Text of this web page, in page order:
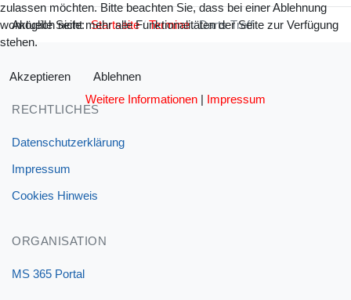
Aktuelle Seite:Startseite Termine Darts Treff
RECHTLICHES
Datenschutzerklärung
Impressum
Cookies Hinweis
ORGANISATION
MS 365 Portal
zulassen möchten. Bitte beachten Sie, dass bei einer Ablehnung
womöglich nicht mehr alle Funktionalitäten der Seite zur Verfügung
stehen.
Akzeptieren
Ablehnen
Weitere Informationen | Impressum